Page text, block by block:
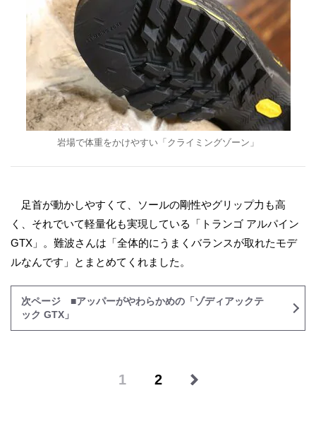
岩場で体重をかけやすい「クライミングゾーン」
足首が動かしやすくて、ソールの剛性やグリップ力も高
く、それでいて軽量化も実現している「トランゴ アルパイン
GTX」。難波さんは「全体的にうまくバランスが取れたモデ
ルなんです」とまとめてくれました。
次ページ ■アッパーがやわらかめの「ゾディアックテ
ック GTX」
1 2